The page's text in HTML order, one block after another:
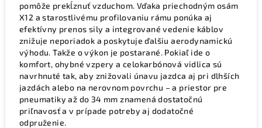
pomôže prekĺznuť vzduchom. Vďaka priechodným osám
X12 a starostlivému profilovaniu rámu ponúka aj
efektívny prenos sily a integrované vedenie káblov
znižuje neporiadok a poskytuje ďalšiu aerodynamickú
výhodu. Takže o výkon je postarané. Pokiaľ ide o
komfort, ohybné vzpery a celokarbónová vidlica sú
navrhnuté tak, aby znižovali únavu jazdca aj pri dlhších
jazdách alebo na nerovnom povrchu – a priestor pre
pneumatiky až do 34 mm znamená dostatočnú
priľnavosť a v prípade potreby aj dodatočné
odpruženie.